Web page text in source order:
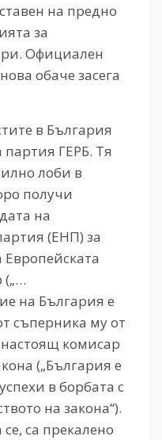
на предно
за
Официален
обаче засега
в България
ГЕРБ. Тя
лоби в
получи
на
(ЕНП) за
(„…
на България е
съперника му от
комисар
(„България е
в борбата с
на закона“).
са прекалено